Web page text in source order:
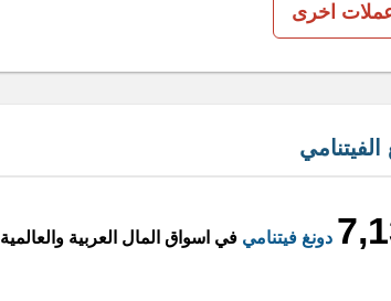
عملات اخرى
دونغ فيتنامي في اسواق المال العربية والعالمية